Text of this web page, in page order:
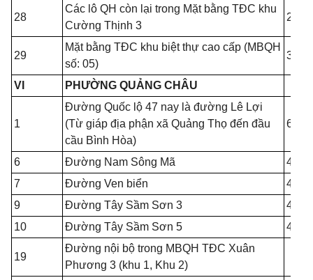
28
Các lô QH còn lại trong Mặt bằng TĐC khu
Cường Thịnh 3
29
Mặt bằng TĐC khu biệt thự cao cấp (MBQH
số: 05)
VI PHƯỜNG QUẢNG CHÂU
1
Đường Quốc lộ 47 nay là đường Lê Lợi
(Từ giáp địa phận xã Quảng Thọ đến đầu
cầu Bình Hòa)
6 Đường Nam Sông Mã
7
Đường Ven biển
9
Đường Tây Sầm Sơn 3
10
Đường Tây Sầm Sơn 5
19
Đường nội bộ trong MBQH TĐC Xuân
Phương 3 (khu 1, Khu 2)